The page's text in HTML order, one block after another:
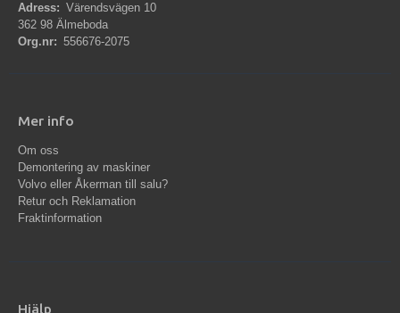
Adress: Värendsvägen 10
362 98 Älmeboda
Org.nr: 556676-2075
Mer info
Om oss
Demontering av maskiner
Volvo eller Åkerman till salu?
Retur och Reklamation
Fraktinformation
Hjälp